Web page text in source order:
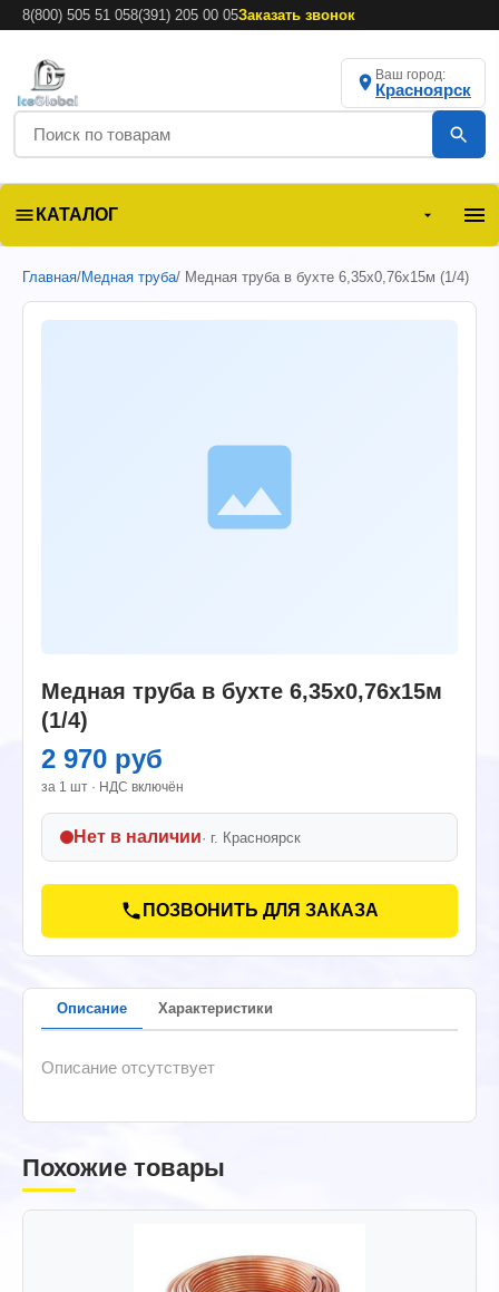
8(800) 505 51 058(391) 205 00 05Заказать звонок
Ваш город:
Красноярск
КАТАЛОГ
Главная/Медная труба/ Медная труба в бухте 6,35х0,76х15м (1/4)
Медная труба в бухте 6,35х0,76х15м
(1/4)
2 970 руб
за 1 шт · НДС включён
Нет в наличии· г. Красноярск
ПОЗВОНИТЬ ДЛЯ ЗАКАЗА
Описание Характеристики
Описание отсутствует
Похожие товары